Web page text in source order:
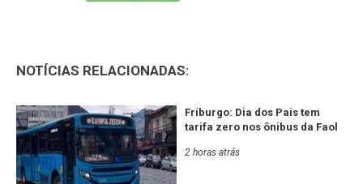
NOTÍCIAS RELACIONADAS:
Friburgo: Dia dos Pais tem
tarifa zero nos ônibus da Faol
2 horas atrás